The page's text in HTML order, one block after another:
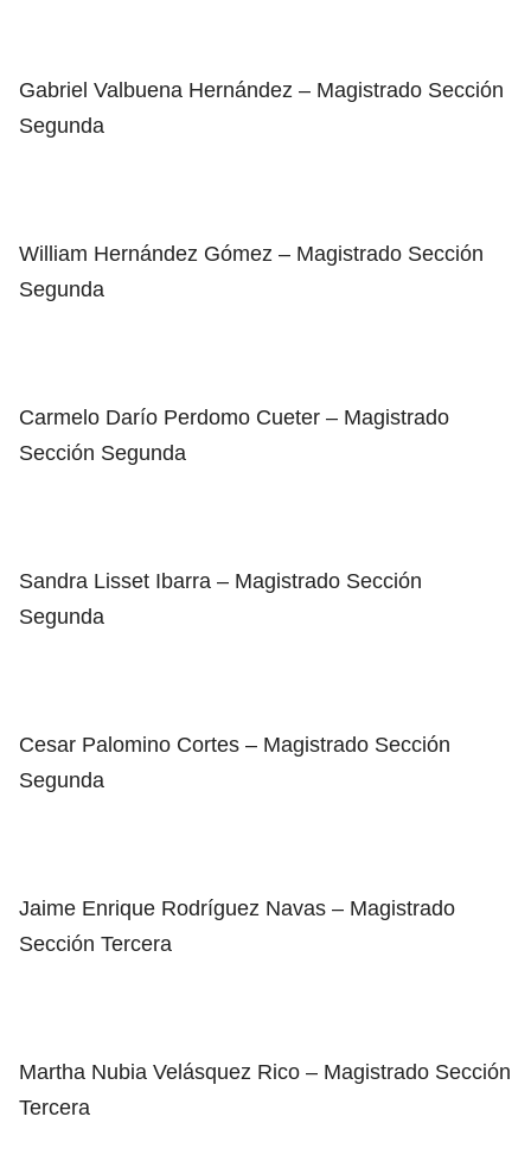
Gabriel Valbuena Hernández – Magistrado Sección
Segunda
William Hernández Gómez – Magistrado Sección
Segunda
Carmelo Darío Perdomo Cueter – Magistrado
Sección Segunda
Sandra Lisset Ibarra – Magistrado Sección
Segunda
Cesar Palomino Cortes – Magistrado Sección
Segunda
Jaime Enrique Rodríguez Navas – Magistrado
Sección Tercera
Martha Nubia Velásquez Rico – Magistrado Sección
Tercera